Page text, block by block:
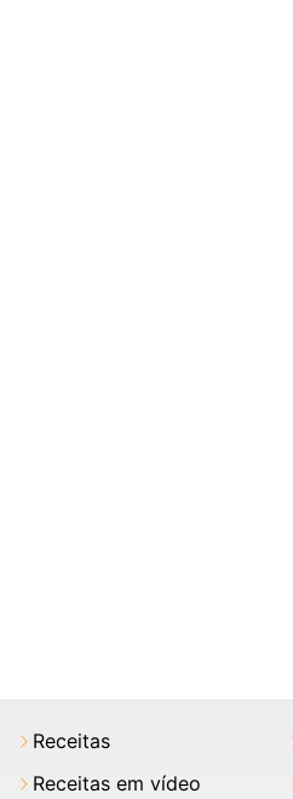
Receitas
Receitas em vídeo